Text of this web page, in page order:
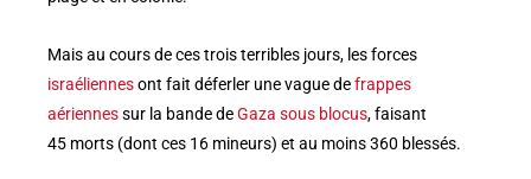
Mais au cours de ces trois terribles jours, les forces
israéliennesont fait déferler une vague defrappes
aériennessur la bande deGaza sous blocus, faisant
45 morts (dont ces 16 mineurs) et au moins 360 blessés.